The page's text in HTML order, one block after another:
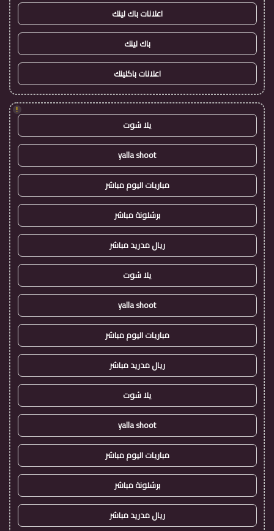
اعلانات باك لينك
باك لينك
اعلانات باكلينك
!
يلا شوت
yalla shoot
مباريات اليوم مباشر
برشلونة مباشر
ريال مدريد مباشر
يلا شوت
yalla shoot
مباريات اليوم مباشر
ريال مدريد مباشر
يلا شوت
yalla shoot
مباريات اليوم مباشر
برشلونة مباشر
ريال مدريد مباشر